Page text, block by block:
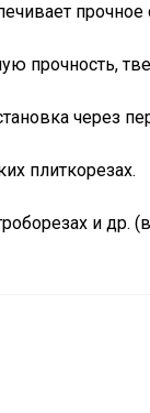
прочность,
через
плиткорезах.
и др.